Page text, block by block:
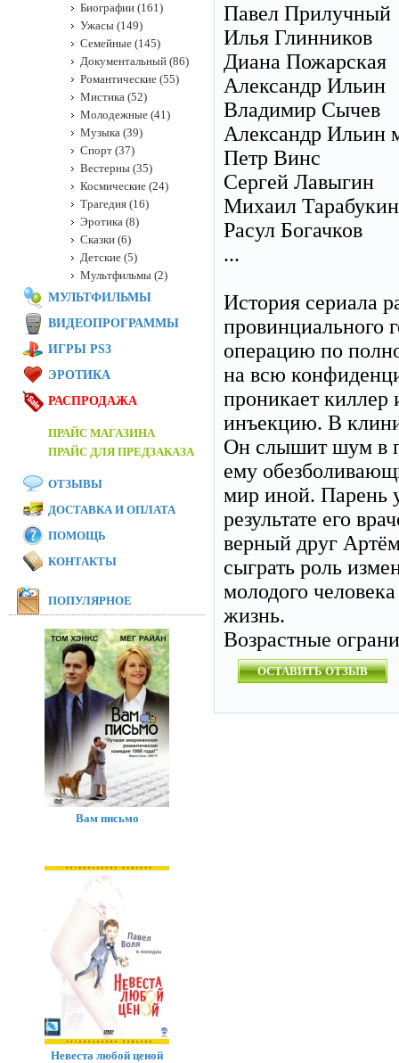
Павел Прилучный
Илья Глинников
Диана Пожарская
Александр Ильин
Владимир Сычев
Александр Ильин
Петр Винс
Сергей Лавыгин
Михаил Тарабукин
Расул Богачков
...
История сериала
провинциального
операцию по
на всю
проникает киллер
инъекцию. В
Он слышит шум в
ему
мир иной. Парень
результате его
верный друг
сыграть роль
молодого
жизнь.
Возрастные
ОСТАВИТЬ ОТЗЫВ
Биографии (161)
Ужасы (149)
Семейные (145)
Документальный (86)
Романтические (55)
Мистика (52)
Молодежные (41)
Музыка (39)
Спорт (37)
Вестерны (35)
Космические (24)
Трагедия (16)
Эротика (8)
Сказки (6)
Детские (5)
Мультфильмы (2)
МУЛЬТФИЛЬМЫ
ВИДЕОПРОГРАММЫ
ИГРЫ PS3
ЭРОТИКА
РАСПРОДАЖА
ПРАЙС МАГАЗИНА
ПРАЙС ДЛЯ ПРЕДЗАКАЗА
ОТЗЫВЫ
ДОСТАВКА И ОПЛАТА
ПОМОЩЬ
КОНТАКТЫ
ПОПУЛЯРНОЕ
Вам письмо
Невеста любой ценой